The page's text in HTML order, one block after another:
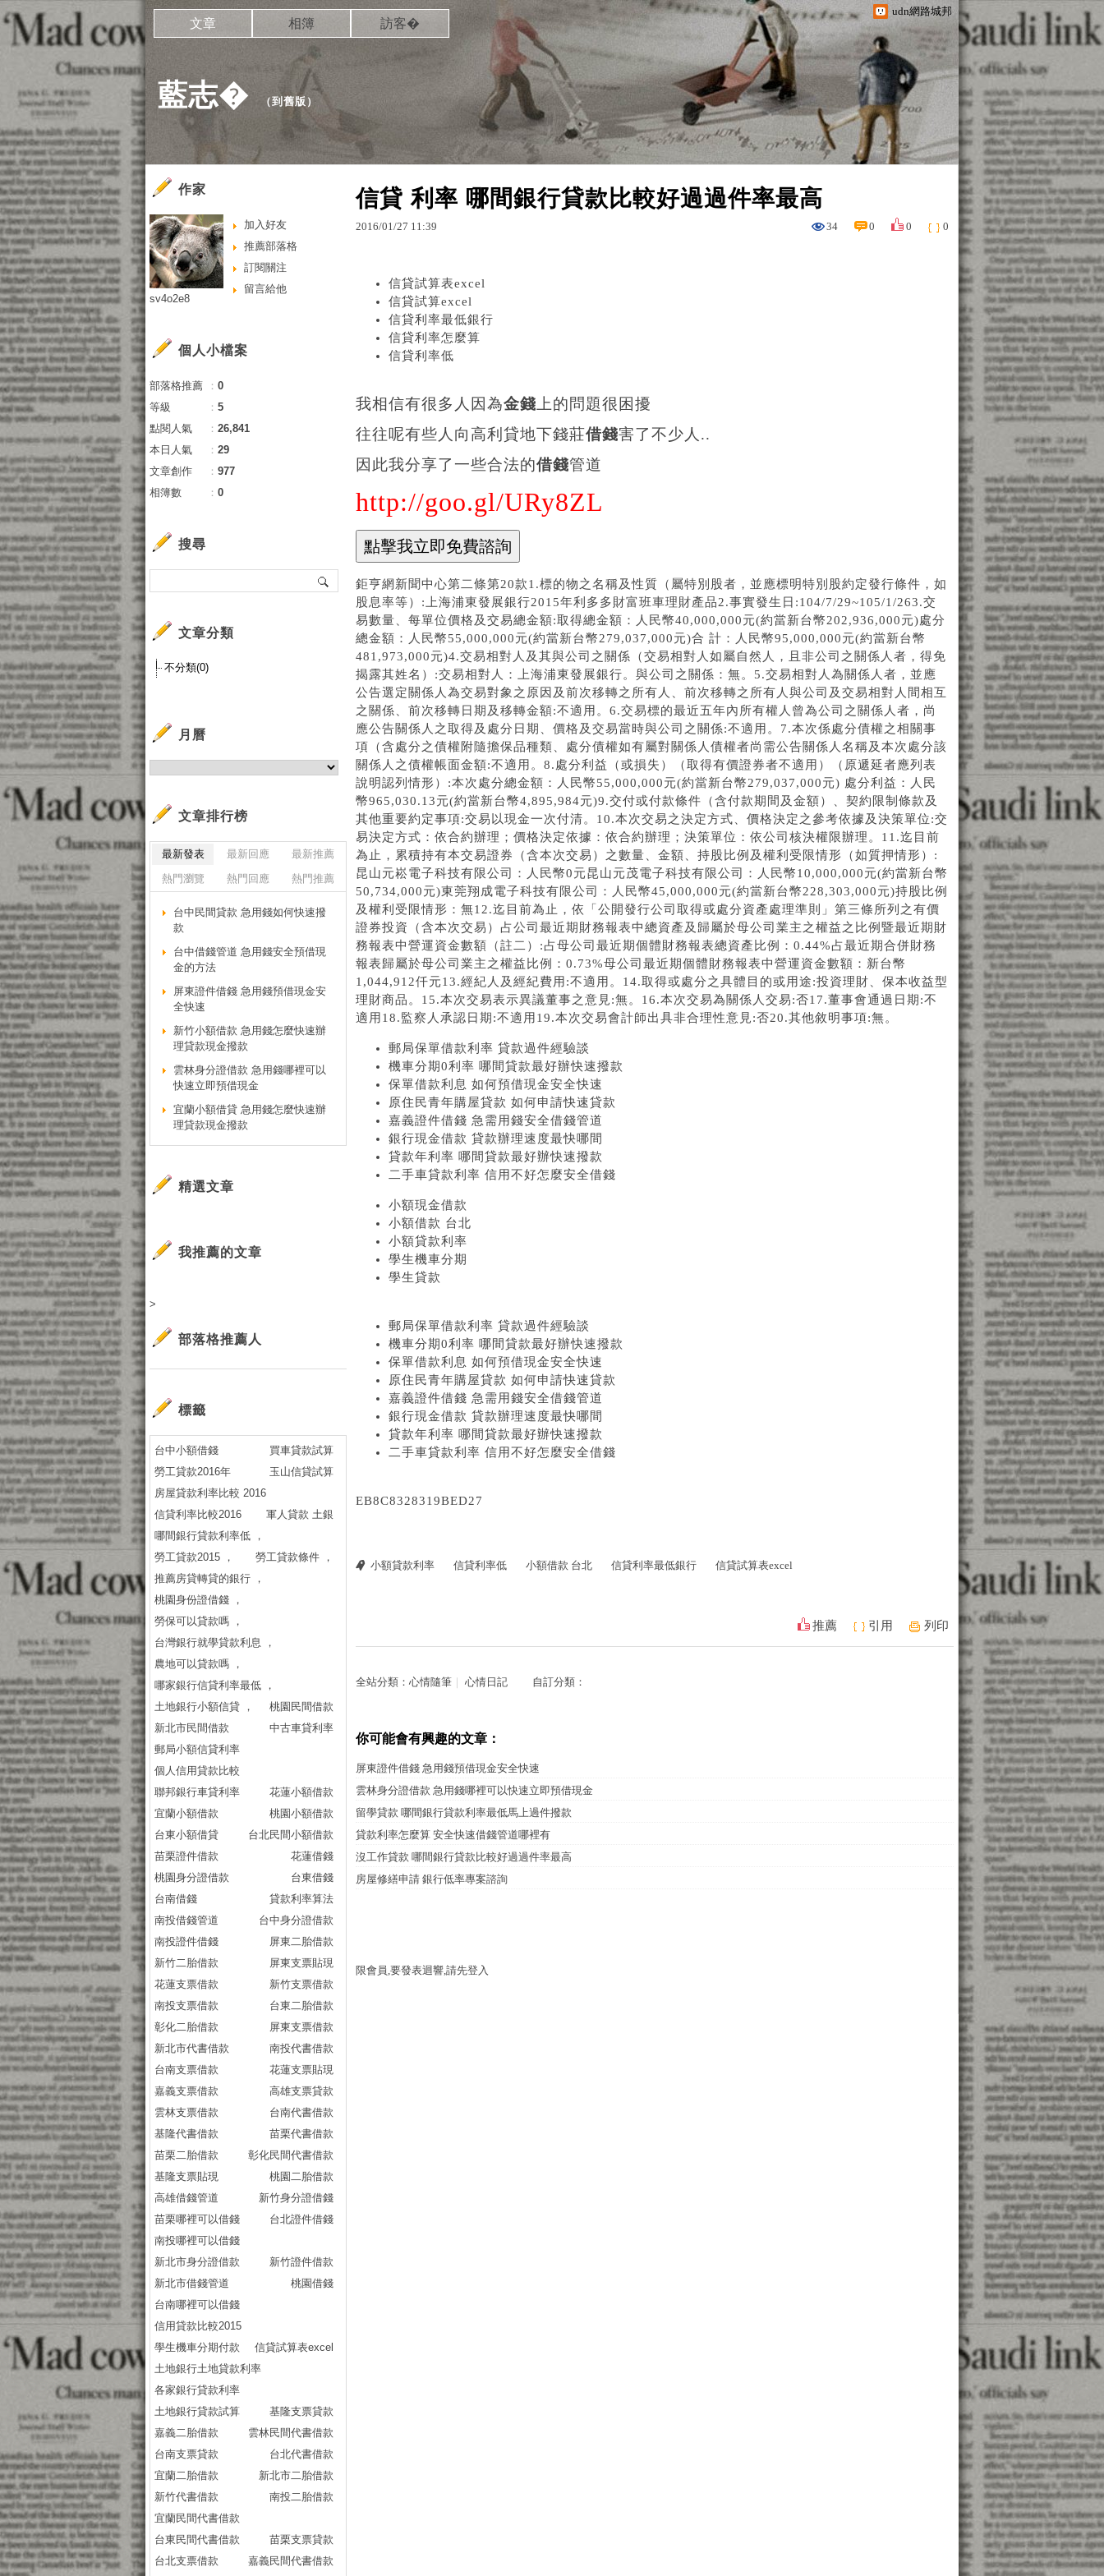
udn網路城邦
藍志� （到舊版 ）
文章 相簿 訪客�
信貸 利率 哪間銀行貸款比較好過過件率最高
2016/01/27 11:39 34 0 0 0
信貸試算表excel
信貸試算excel
信貸利率最低銀行
信貸利率怎麼算
信貸利率低
我相信有很多人因為金錢 上的問題很困擾
往往呢有些人向高利貸地下錢莊借錢害了不少人..
因此我分享了一些合法的借錢管道
http://goo.gl/URy8ZL
鉅亨網新聞中心第二條第20款1.標的物之名稱及性質（屬特別股者，並應標明特別股約定發行條件，如
股息率等）:上海浦東發展銀行2015年利多多財富班車理財產品2.事實發生日:104/7/29~105/1/263.交
易數量、每單位價格及交易總金額:取得總金額：人民幣40,000,000元(約當新台幣202,936,000元)處分
總金額：人民幣55,000,000元(約當新台幣279,037,000元)合 計：人民幣95,000,000元(約當新台幣
481,973,000元)4.交易相對人及其與公司之關係（交易相對人如屬自然人，且非公司之關係人者，得免
揭露其姓名）:交易相對人：上海浦東發展銀行。與公司之關係：無。5.交易相對人為關係人者，並應
公告選定關係人為交易對象之原因及前次移轉之所有人、前次移轉之所有人與公司及交易相對人間相互
之關係、前次移轉日期及移轉金額:不適用。6.交易標的最近五年內所有權人曾為公司之關係人者，尚
應公告關係人之取得及處分日期、價格及交易當時與公司之關係:不適用。7.本次係處分債權之相關事
項（含處分之債權附隨擔保品種類、處分債權如有屬對關係人債權者尚需公告關係人名稱及本次處分該
關係人之債權帳面金額:不適用。8.處分利益（或損失）（取得有價證券者不適用）（原遞延者應列表
說明認列情形）:本次處分總金額：人民幣55,000,000元(約當新台幣279,037,000元) 處分利益：人民
幣965,030.13元(約當新台幣4,895,984元)9.交付或付款條件（含付款期間及金額）、契約限制條款及
其他重要約定事項:交易以現金一次付清。10.本次交易之決定方式、價格決定之參考依據及決策單位:交
易決定方式：依合約辦理；價格決定依據：依合約辦理；決策單位：依公司核決權限辦理。11.迄目前
為止，累積持有本交易證券（含本次交易）之數量、金額、持股比例及權利受限情形（如質押情形）:
昆山元崧電子科技有限公司：人民幣0元昆山元茂電子科技有限公司：人民幣10,000,000元(約當新台幣
50,734,000元)東莞翔成電子科技有限公司：人民幣45,000,000元(約當新台幣228,303,000元)持股比例
及權利受限情形：無12.迄目前為止，依「公開發行公司取得或處分資產處理準則」第三條所列之有價
證券投資（含本次交易）占公司最近期財務報表中總資產及歸屬於母公司業主之權益之比例暨最近期財
務報表中營運資金數額（註二）:占母公司最近期個體財務報表總資產比例：0.44%占最近期合併財務
報表歸屬於母公司業主之權益比例：0.73%母公司最近期個體財務報表中營運資金數額：新台幣
1,044,912仟元13.經紀人及經紀費用:不適用。14.取得或處分之具體目的或用途:投資理財、保本收益型
理財商品。15.本次交易表示異議董事之意見:無。16.本次交易為關係人交易:否17.董事會通過日期:不
適用18.監察人承認日期:不適用19.本次交易會計師出具非合理性意見:否20.其他敘明事項:無。
郵局保單借款利率 貸款過件經驗談
機車分期0利率 哪間貸款最好辦快速撥款
保單借款利息 如何預借現金安全快速
原住民青年購屋貸款 如何申請快速貸款
嘉義證件借錢 急需用錢安全借錢管道
銀行現金借款 貸款辦理速度最快哪間
貸款年利率 哪間貸款最好辦快速撥款
二手車貸款利率 信用不好怎麼安全借錢
小額現金借款
小額借款 台北
小額貸款利率
學生機車分期
學生貸款
郵局保單借款利率 貸款過件經驗談
機車分期0利率 哪間貸款最好辦快速撥款
保單借款利息 如何預借現金安全快速
原住民青年購屋貸款 如何申請快速貸款
嘉義證件借錢 急需用錢安全借錢管道
銀行現金借款 貸款辦理速度最快哪間
貸款年利率 哪間貸款最好辦快速撥款
二手車貸款利率 信用不好怎麼安全借錢
EB8C8328319BED27
小額貸款利率 信貸利率低 小額借款 台北 信貸利率最低銀行 信貸試算表excel
推薦 引用 列印
全站分類： 心情隨筆 心情日記 自訂分類：
你可能會有興趣的文章：
屏東證件借錢 急用錢預借現金安全快速
雲林身分證借款 急用錢哪裡可以快速立即預借現金
留學貸款 哪間銀行貸款利率最低馬上過件撥款
貸款利率怎麼算 安全快速借錢管道哪裡有
沒工作貸款 哪間銀行貸款比較好過過件率最高
房屋修繕申請 銀行低率專案諮詢
限會員,要發表迴響,請先登入
作家
加入好友
推薦部落格
訂閱關注
留言給他
sv4o2e8
個人小檔案
部落格推薦 ： 0
等級
： 5
點閱人氣
： 26,841
本日人氣
： 29
文章創作
： 977
相簿數
： 0
搜尋
文章分類
不分類(0)
月曆
文章排行榜
最新發表 最新回應
最新推薦
熱門瀏覽
熱門回應 熱門推薦
台中民間貸款 急用錢如何快速撥
款
台中借錢管道 急用錢安全預借現
金的方法
屏東證件借錢 急用錢預借現金安
全快速
新竹小額借款 急用錢怎麼快速辦
理貸款現金撥款
雲林身分證借款 急用錢哪裡可以
快速立即預借現金
宜蘭小額借貸 急用錢怎麼快速辦
理貸款現金撥款
精選文章
我推薦的文章
>
部落格推薦人
標籤
台中小額借錢
買車貸款試算
勞工貸款2016年
玉山信貸試算
房屋貸款利率比較 2016
信貸利率比較2016
軍人貸款 土銀
哪間銀行貸款利率低 ，
勞工貸款2015 ，
勞工貸款條件 ，
推薦房貸轉貸的銀行 ，
桃園身份證借錢 ，
勞保可以貸款嗎 ，
台灣銀行就學貸款利息 ，
農地可以貸款嗎 ，
哪家銀行信貸利率最低 ，
土地銀行小額信貸 ，
桃園民間借款
新北市民間借款
中古車貸利率
郵局小額信貸利率
個人信用貸款比較
聯邦銀行車貸利率
花蓮小額借款
宜蘭小額借款
桃園小額借款
台東小額借貸
台北民間小額借款
苗栗證件借款
花蓮借錢
桃園身分證借款
台東借錢
台南借錢
貸款利率算法
南投借錢管道
台中身分證借款
南投證件借錢
屏東二胎借款
新竹二胎借款
屏東支票貼現
花蓮支票借款
新竹支票借款
南投支票借款
台東二胎借款
彰化二胎借款
屏東支票借款
新北市代書借款
南投代書借款
台南支票借款
花蓮支票貼現
嘉義支票借款
高雄支票貸款
雲林支票借款
台南代書借款
基隆代書借款
苗栗代書借款
苗栗二胎借款
彰化民間代書借款
基隆支票貼現
桃園二胎借款
高雄借錢管道
新竹身分證借錢
苗栗哪裡可以借錢
台北證件借錢
南投哪裡可以借錢
新北市身分證借款
新竹證件借款
新北市借錢管道
桃園借錢
台南哪裡可以借錢
信用貸款比較2015
學生機車分期付款
信貸試算表excel
土地銀行土地貸款利率
各家銀行貸款利率
土地銀行貸款試算
基隆支票貸款
嘉義二胎借款
雲林民間代書借款
台南支票貸款
台北代書借款
宜蘭二胎借款
新北市二胎借款
新竹代書借款
南投二胎借款
宜蘭民間代書借款
台東民間代書借款
苗栗支票貸款
台北支票借款
嘉義民間代書借款